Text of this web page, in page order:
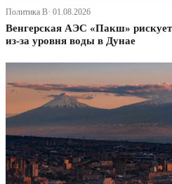
Политика В· 01.08.2026
Венгерская АЭС «Пакш»
из-за уровня воды в Дунае